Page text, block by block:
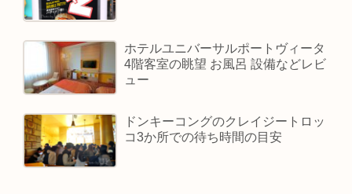
ホテルユニバーサルポートヴィータ
4階客室の眺望 お風呂 設備などレビ
ュー
ドンキーコングのクレイジートロッ
コ3か所での待ち時間の目安